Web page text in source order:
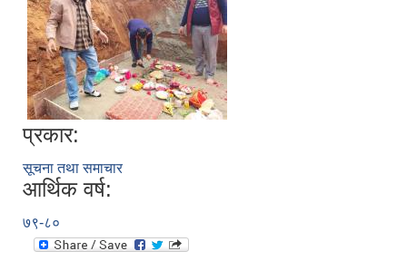
प्रकार:
सूचना तथा समाचार
आर्थिक वर्ष:
७९-८०